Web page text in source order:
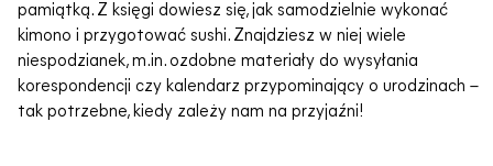
pamiątką. Z księgi dowiesz się, jak samodzielnie wykonać
kimono i przygotować sushi. Znajdziesz w niej wiele
niespodzianek, m.in. ozdobne materiały do wysyłania
korespondencji czy kalendarz przypominający o urodzinach –
tak potrzebne, kiedy zależy nam na przyjaźni!